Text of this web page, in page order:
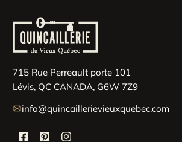
715 Rue Perreault porte 101
Lévis, QC CANADA, G6W 7Z9
info@quincaillerievieuxquebec.com